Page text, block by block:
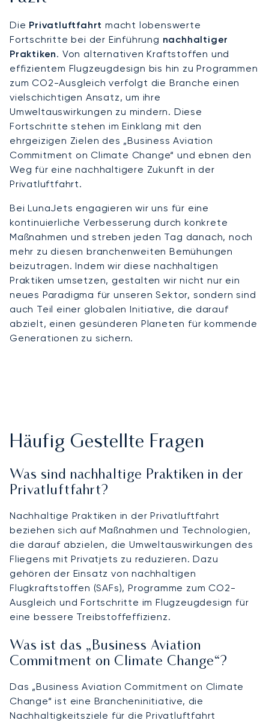
Die Privatluftfahrt macht lobenswerte
Fortschritte bei der Einführung nachhaltiger
Praktiken. Von alternativen Kraftstoffen und
effizientem Flugzeugdesign bis hin zu Programmen
zum CO2-Ausgleich verfolgt die Branche einen
vielschichtigen Ansatz, um ihre
Umweltauswirkungen zu mindern. Diese
Fortschritte stehen im Einklang mit den
ehrgeizigen Zielen des „Business Aviation
Commitment on Climate Change“ und ebnen den
Weg für eine nachhaltigere Zukunft in der
Privatluftfahrt.
Bei LunaJets engagieren wir uns für eine
kontinuierliche Verbesserung durch konkrete
Maßnahmen und streben jeden Tag danach, noch
mehr zu diesen branchenweiten Bemühungen
beizutragen. Indem wir diese nachhaltigen
Praktiken umsetzen, gestalten wir nicht nur ein
neues Paradigma für unseren Sektor, sondern sind
auch Teil einer globalen Initiative, die darauf
abzielt, einen gesünderen Planeten für kommende
Generationen zu sichern.
Häufig Gestellte Fragen
Was sind nachhaltige Praktiken in der
Privatluftfahrt?
Nachhaltige Praktiken in der Privatluftfahrt
beziehen sich auf Maßnahmen und Technologien,
die darauf abzielen, die Umweltauswirkungen des
Fliegens mit Privatjets zu reduzieren. Dazu
gehören der Einsatz von nachhaltigen
Flugkraftstoffen (SAFs), Programme zum CO2-
Ausgleich und Fortschritte im Flugzeugdesign für
eine bessere Treibstoffeffizienz.
Was ist das „Business Aviation
Commitment on Climate Change“?
Das „Business Aviation Commitment on Climate
Change“ ist eine Brancheninitiative, die
Nachhaltigkeitsziele für die Privatluftfahrt